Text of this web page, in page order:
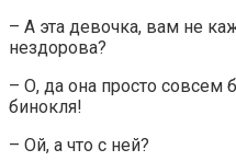
– А эта девочка, вам не
нездорова?
– О, да она просто совсем
бинокля!
– Ой, а что с ней?